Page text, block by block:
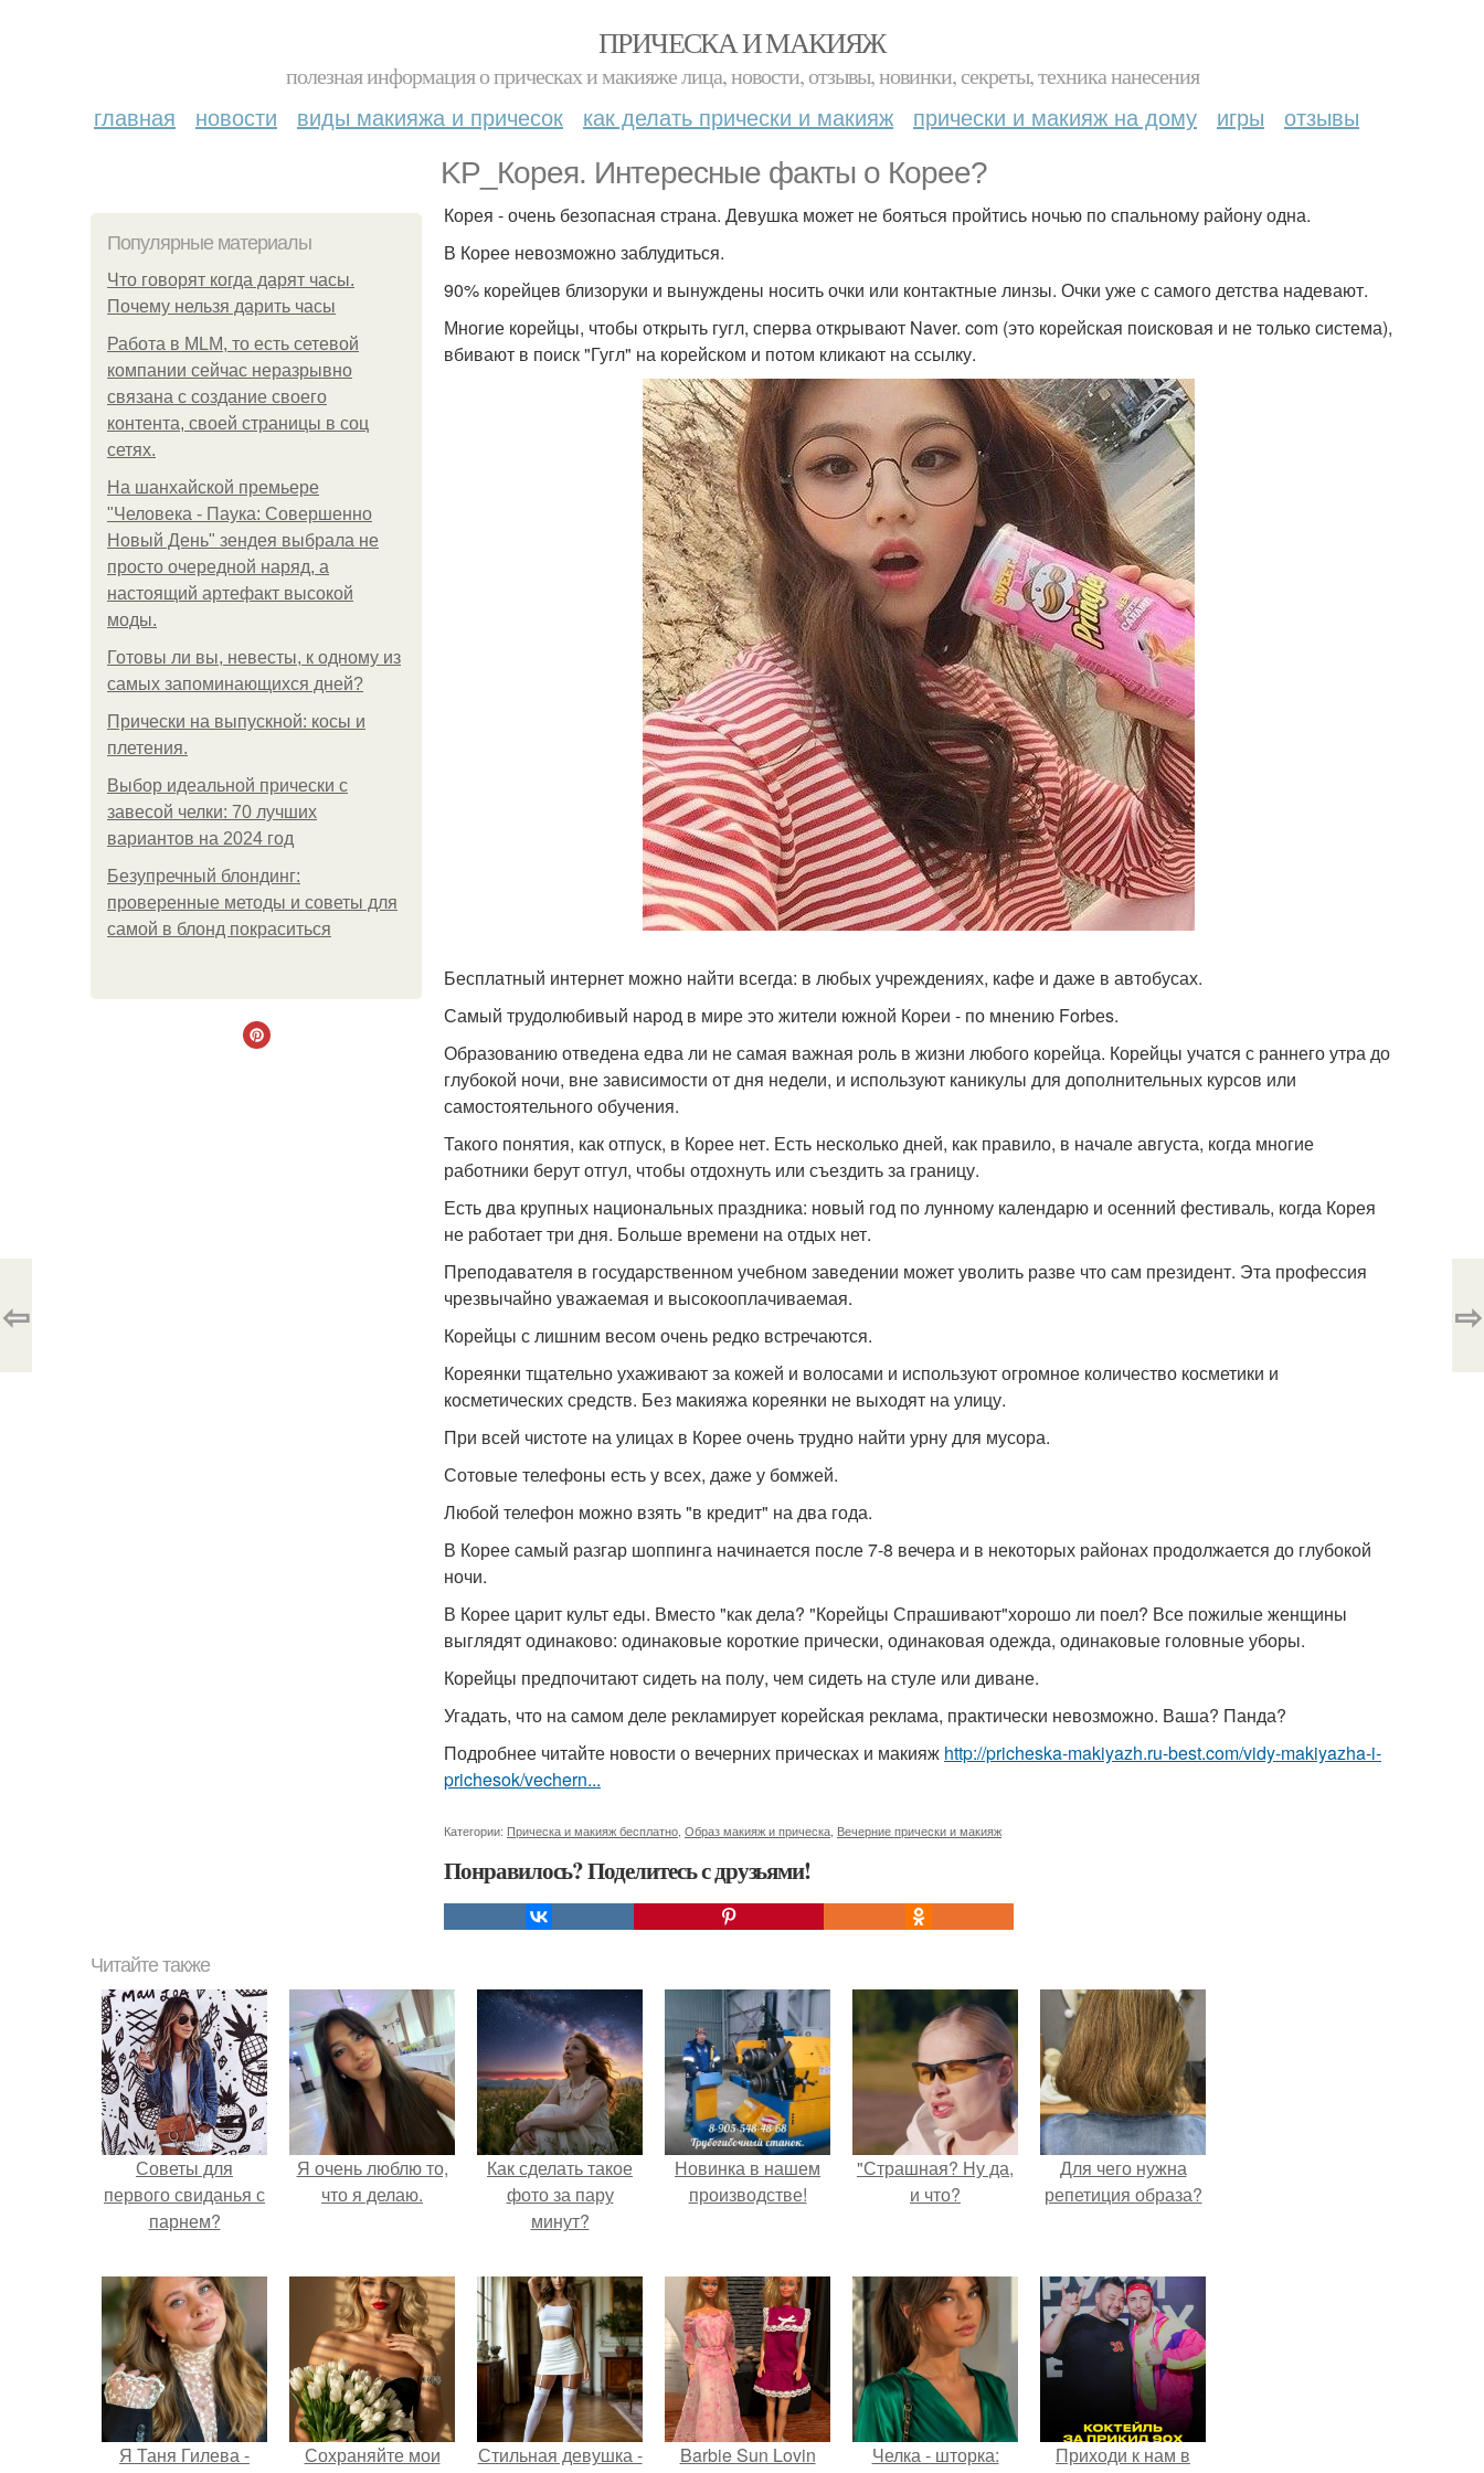
ПРИЧЕСКА И МАКИЯЖ
полезная информация о прическах и макияже лица, новости, отзывы, новинки, секреты, техника нанесения
главная новости виды макияжа и причесок как делать прически и макияж прически и макияж на дому игры отзывы
KP_Корея. Интересные факты о Корее?
Популярные материалы
Что говорят когда дарят часы.
Почему нельзя дарить часы
Работа в MLM, то есть сетевой
компании сейчас неразрывно
связана с создание своего
контента, своей страницы в соц
сетях.
На шанхайской премьере
"Человека - Паука: Совершенно
Новый День" зендея выбрала не
просто очередной наряд, а
настоящий артефакт высокой
моды.
Готовы ли вы, невесты, к одному из
самых запоминающихся дней?
Прически на выпускной: косы и
плетения.
Выбор идеальной прически с
завесой челки: 70 лучших
вариантов на 2024 год
Безупречный блондинг:
проверенные методы и советы для
самой в блонд покраситься
Корея - очень безопасная страна. Девушка может не бояться пройтись ночью по спальному району одна.
В Корее невозможно заблудиться.
90% корейцев близоруки и вынуждены носить очки или контактные линзы. Очки уже с самого детства надевают.
Многие корейцы, чтобы открыть гугл, сперва открывают Naver. com (это корейская поисковая и не только система),
вбивают в поиск "Гугл" на корейском и потом кликают на ссылку.
Бесплатный интернет можно найти всегда: в любых учреждениях, кафе и даже в автобусах.
Самый трудолюбивый народ в мире это жители южной Кореи - по мнению Forbеs.
Образованию отведена едва ли не самая важная роль в жизни любого корейца. Корейцы учатся с раннего утра до
глубокой ночи, вне зависимости от дня недели, и используют каникулы для дополнительных курсов или
самостоятельного обучения.
Такого понятия, как отпуск, в Корее нет. Есть несколько дней, как правило, в начале августа, когда многие
работники берут отгул, чтобы отдохнуть или съездить за границу.
Есть два крупных национальных праздника: новый год по лунному календарю и осенний фестиваль, когда Корея
не работает три дня. Больше времени на отдых нет.
Преподавателя в государственном учебном заведении может уволить разве что сам президент. Эта профессия
чрезвычайно уважаемая и высокооплачиваемая.
Корейцы с лишним весом очень редко встречаются.
Кореянки тщательно ухаживают за кожей и волосами и используют огромное количество косметики и
косметических средств. Без макияжа кореянки не выходят на улицу.
При всей чистоте на улицах в Корее очень трудно найти урну для мусора.
Сотовые телефоны есть у всех, даже у бомжей.
Любой телефон можно взять "в кредит" на два года.
В Корее самый разгар шоппинга начинается после 7-8 вечера и в некоторых районах продолжается до глубокой
ночи.
В Корее царит культ еды. Вместо "как дела? "Корейцы Спрашивают"хорошо ли поел? Все пожилые женщины
выглядят одинаково: одинаковые короткие прически, одинаковая одежда, одинаковые головные уборы.
Корейцы предпочитают сидеть на полу, чем сидеть на стуле или диване.
Угадать, что на самом деле рекламирует корейская реклама, практически невозможно. Ваша? Панда?
Подробнее читайте новости о вечерних прическах и макияж http://pricheska-makiyazh.ru-best.com/vidy-makiyazha-i-
prichesok/vechern...
Категории: Прическа и макияж бесплатно Образ макияж и прическа Вечерние прически и макияж
Понравилось? Поделитесь с друзьями!
⇦ ⇨
Читайте также
Советы для
первого свиданья с
парнем?
Я очень люблю то,
что я делаю.
Как сделать такое
фото за пару
минут?
Новинка в нашем
производстве!
"Страшная? Ну да,
и что?
Для чего нужна
репетиция образа?
Я Таня Гилева -
Сохраняйте мои
Стильная девушка -
Barbie Sun Lovin
Челка - шторка:
Приходи к нам в